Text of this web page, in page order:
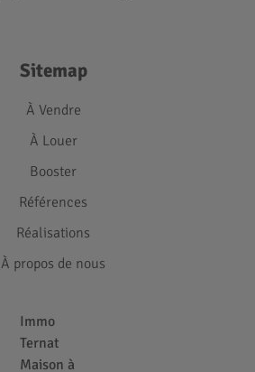
Sitemap
À Vendre
À Louer
Booster
Références
Réalisations
À propos de nous
Immo
Ternat
Maison à